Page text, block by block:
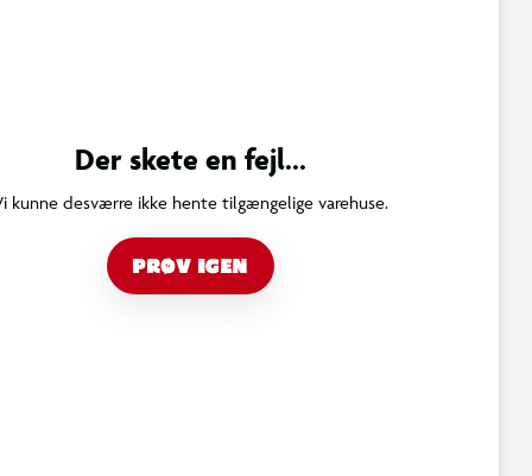
Der skete en fejl...
kunne desværre ikke hente tilgængelige varehuse.
PRØV IGEN